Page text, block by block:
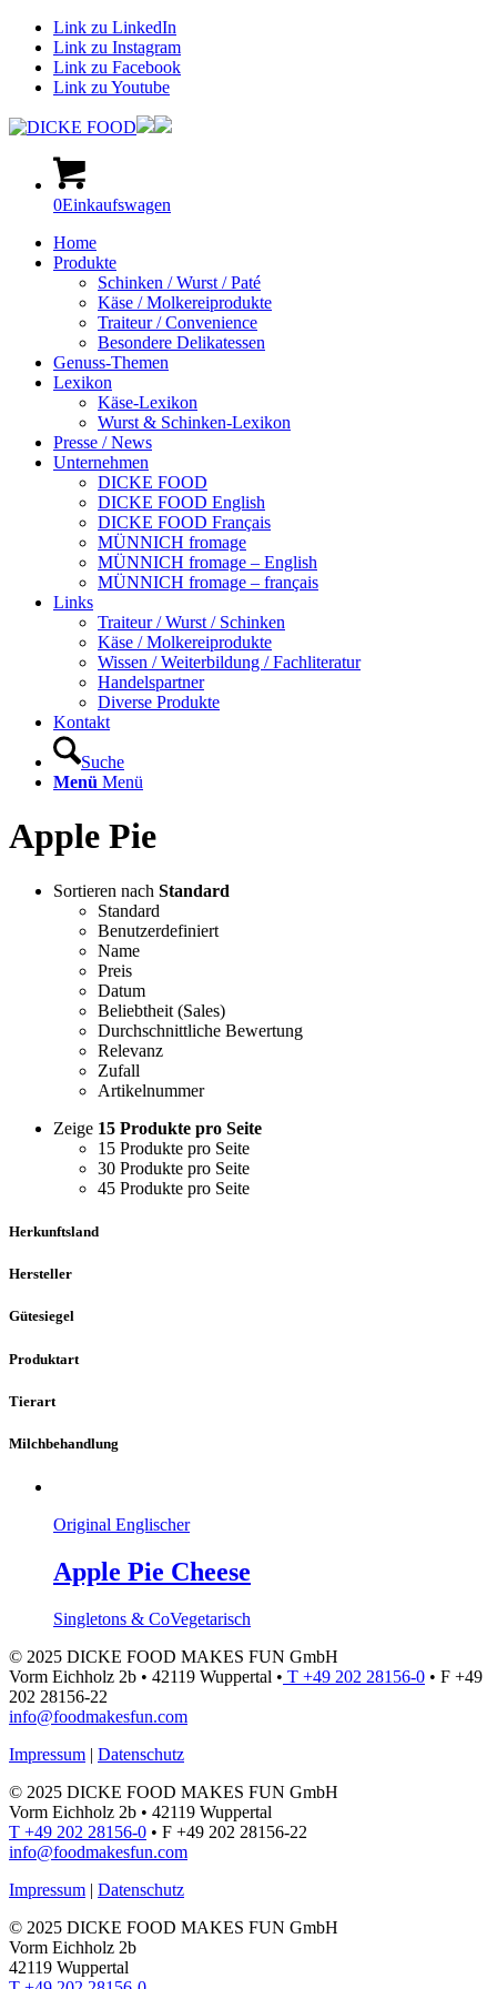
Link zu LinkedIn
Link zu Instagram
Link zu Facebook
Link zu Youtube
0Einkaufswagen
Home
Produkte
Schinken / Wurst / Paté
Käse / Molkereiprodukte
Traiteur / Convenience
Besondere Delikatessen
Genuss-Themen
Lexikon
Käse-Lexikon
Wurst & Schinken-Lexikon
Presse / News
Unternehmen
DICKE FOOD
DICKE FOOD English
DICKE FOOD Français
MÜNNICH fromage
MÜNNICH fromage – English
MÜNNICH fromage – français
Links
Traiteur / Wurst / Schinken
Käse / Molkereiprodukte
Wissen / Weiterbildung / Fachliteratur
Handelspartner
Diverse Produkte
Kontakt
Suche
Menü Menü
Apple Pie
Sortieren nach Standard
Standard
Benutzerdefiniert
Name
Preis
Datum
Beliebtheit (Sales)
Durchschnittliche Bewertung
Relevanz
Zufall
Artikelnummer
Zeige 15 Produkte pro Seite
15 Produkte pro Seite
30 Produkte pro Seite
45 Produkte pro Seite
Herkunftsland
Hersteller
Gütesiegel
Produktart
Tierart
Milchbehandlung
Original Englischer
Apple Pie Cheese
Singletons & CoVegetarisch
© 2025 DICKE FOOD MAKES FUN GmbH
Vorm Eichholz 2b • 42119 Wuppertal • T +49 202 28156-0 • F +49
202 28156-22
info@foodmakesfun.com
Impressum | Datenschutz
© 2025 DICKE FOOD MAKES FUN GmbH
Vorm Eichholz 2b • 42119 Wuppertal
T +49 202 28156-0 • F +49 202 28156-22
info@foodmakesfun.com
Impressum | Datenschutz
© 2025 DICKE FOOD MAKES FUN GmbH
Vorm Eichholz 2b
42119 Wuppertal